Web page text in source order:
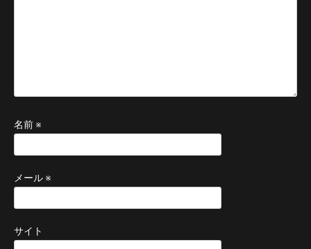
名前※
メール※
サイト